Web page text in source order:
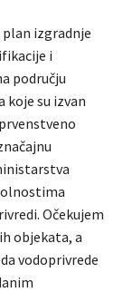
plan izgradnje
i
području
koje su izvan
Očekujem
objekata, a
vodoprivrede